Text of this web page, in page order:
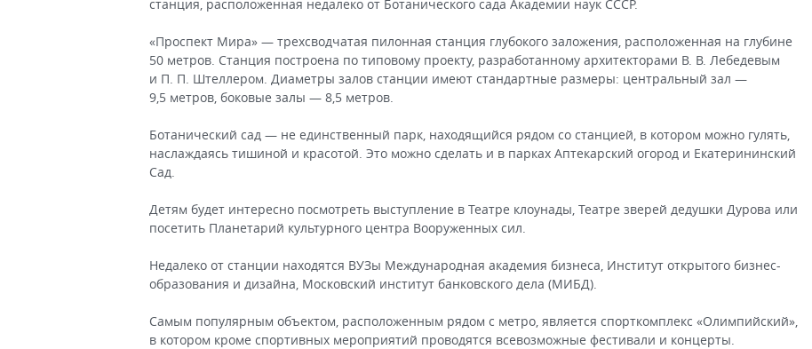
станция, расположенная недалеко от Ботанического сада Академии наук СССР.
«Проспект Мира» — трехсводчатая пилонная станция глубокого заложения, расположенная на глубине
50 метров. Станция построена по типовому проекту, разработанному архитекторами В. В. Лебедевым
и П. П. Штеллером. Диаметры залов станции имеют стандартные размеры: центральный зал —
9,5 метров, боковые залы — 8,5 метров.
Ботанический сад — не единственный парк, находящийся рядом со станцией, в котором можно гулять,
наслаждаясь тишиной и красотой. Это можно сделать и в парках Аптекарский огород и Екатерининский
Сад.
Детям будет интересно посмотреть выступление в Театре клоунады, Театре зверей дедушки Дурова или
посетить Планетарий культурного центра Вооруженных сил.
Недалеко от станции находятся ВУЗы Международная академия бизнеса, Институт открытого бизнес-
образования и дизайна, Московский институт банковского дела (МИБД).
Самым популярным объектом, расположенным рядом с метро, является спорткомплекс «Олимпийский»,
в котором кроме спортивных мероприятий проводятся всевозможные фестивали и концерты.